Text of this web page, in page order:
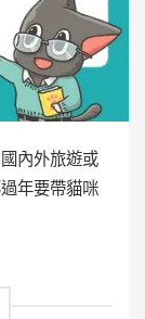
內外旅遊或
年要帶貓咪